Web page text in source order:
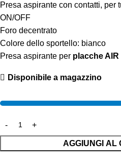
Presa aspirante con contatti, per
ON/OFF
Foro decentrato
Colore dello sportello: bianco
Presa aspirante per placche
Disponibile a magazzino
AGGIUNGI AL